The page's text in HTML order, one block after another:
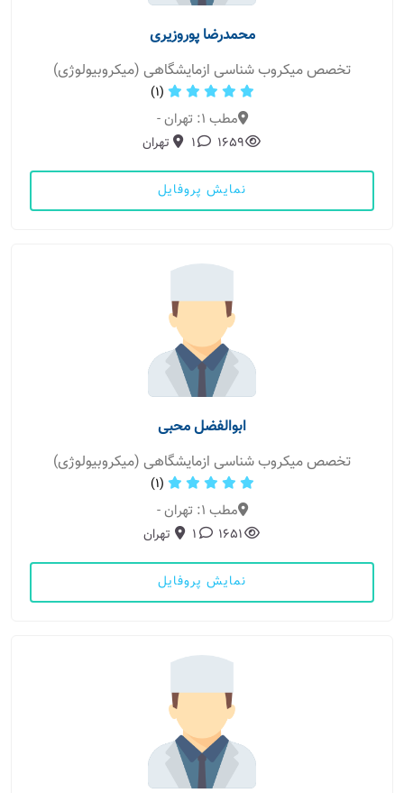
محمدرضا پوروزیری
تخصص میکروب شناسی ازمایشگاهی (میکروبیولوژی)
(1)
مطب 1: تهران -
1659
1 تهران
نمایش پروفایل
ابوالفضل محبی
تخصص میکروب شناسی ازمایشگاهی (میکروبیولوژی)
(1)
مطب 1: تهران -
1651
1 تهران
نمایش پروفایل